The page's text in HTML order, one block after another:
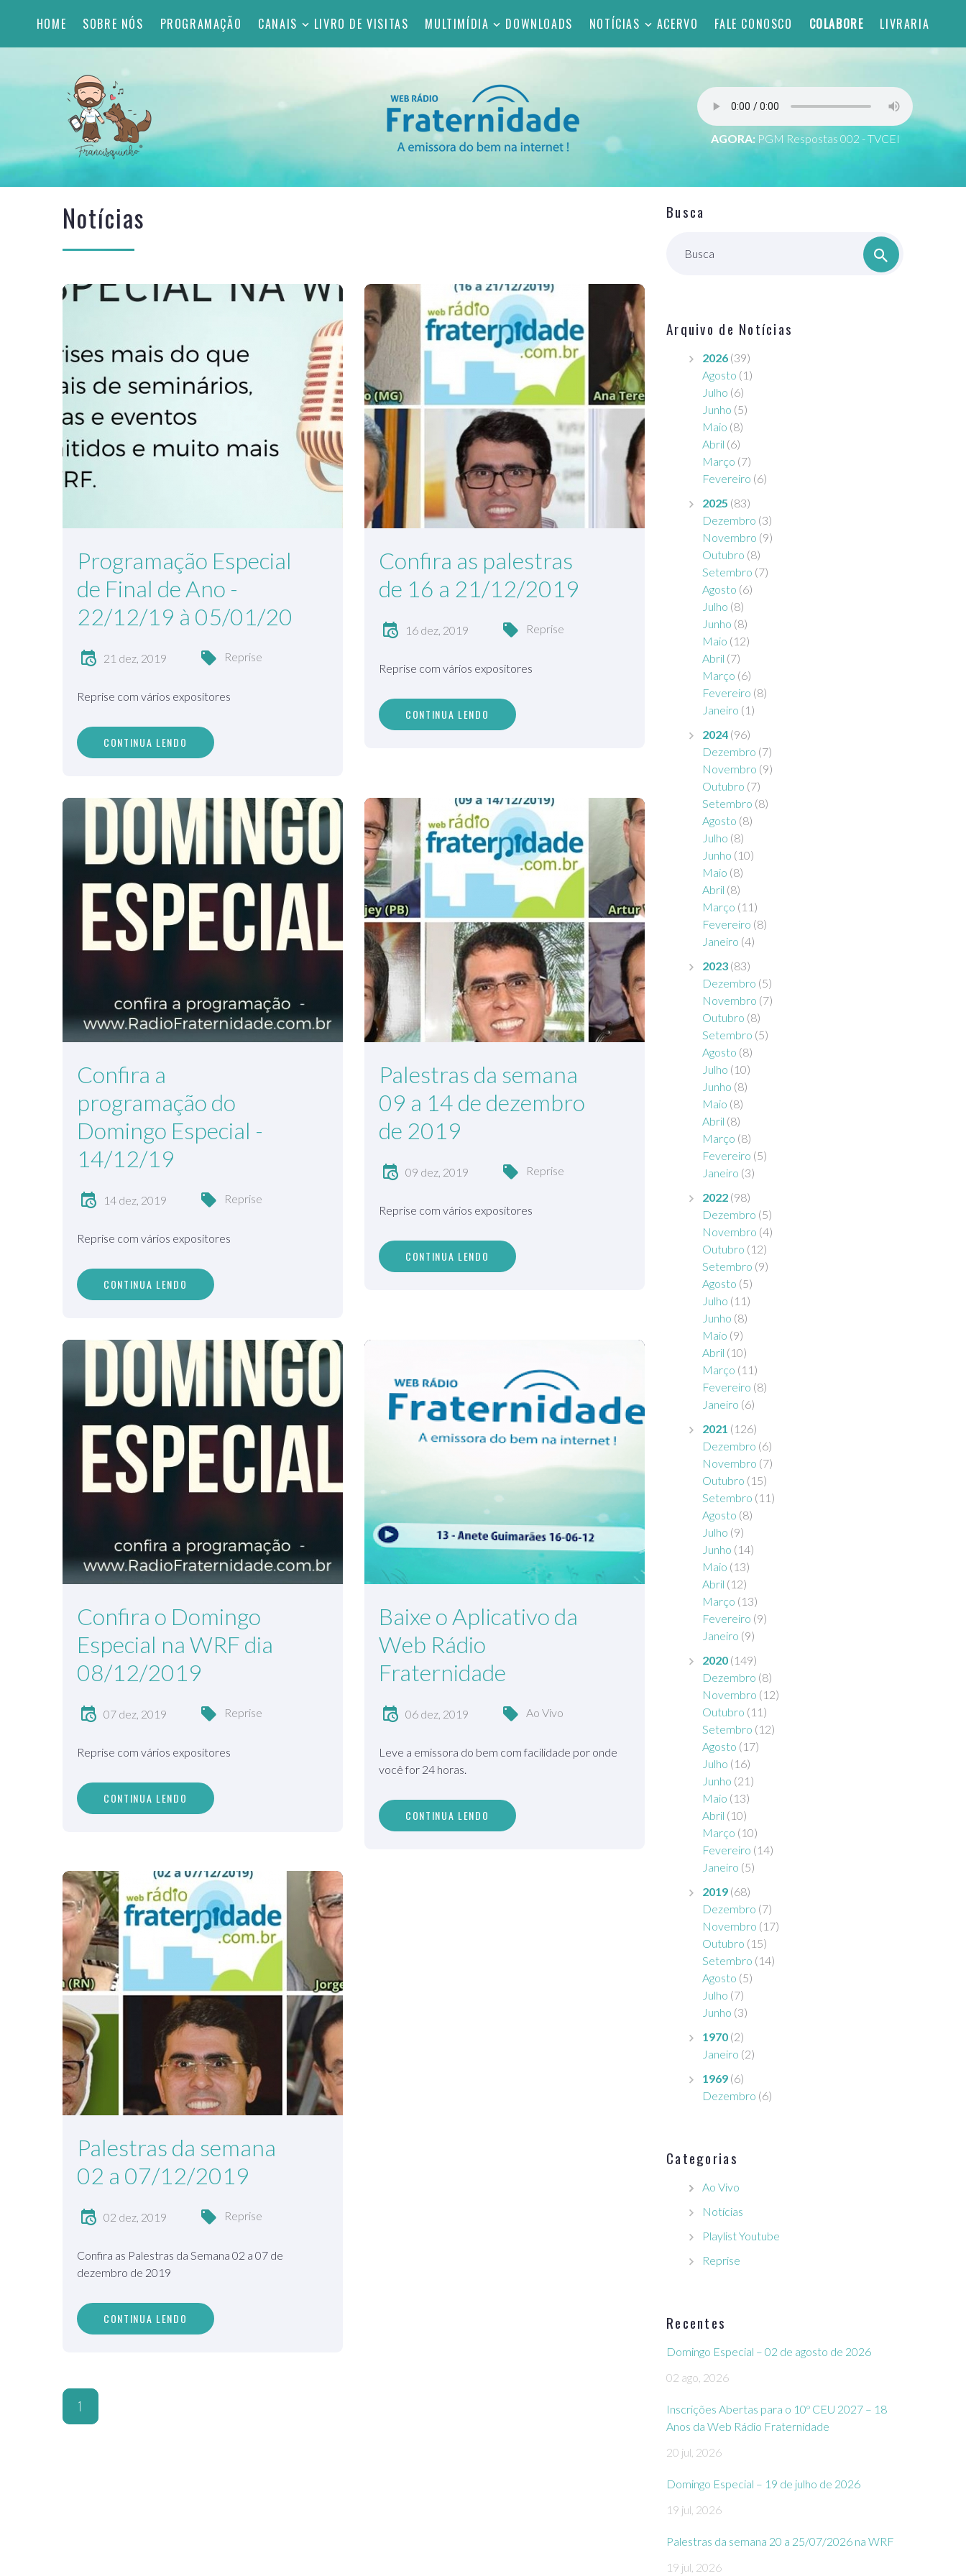
HOME SOBRE NÓS PROGRAMAÇÃO CANAIS LIVRO DE VISITAS MULTIMÍDIA DOWNLOADS NOTÍCIAS ACERVO FALE CONOSCO COLABORE LIVRARIA
AGORA: PGM Respostas 002 - TVCEI
Notícias
Programação Especial
de Final de Ano -
22/12/19 à 05/01/20
21 dez, 2019 Reprise
Reprise com vários expositores
CONTINUA LENDO
Confira as palestras
de 16 a 21/12/2019
16 dez, 2019 Reprise
Reprise com vários expositores
CONTINUA LENDO
Confira a
programação do
Domingo Especial -
14/12/19
14 dez, 2019 Reprise
Reprise com vários expositores
CONTINUA LENDO
Palestras da semana
09 a 14 de dezembro
de 2019
09 dez, 2019 Reprise
Reprise com vários expositores
CONTINUA LENDO
Confira o Domingo
Especial na WRF dia
08/12/2019
07 dez, 2019 Reprise
Reprise com vários expositores
CONTINUA LENDO
Baixe o Aplicativo da
Web Rádio
Fraternidade
06 dez, 2019 Ao Vivo
Leve a emissora do bem com facilidade por onde
você for 24 horas.
CONTINUA LENDO
Palestras da semana
02 a 07/12/2019
02 dez, 2019 Reprise
Confira as Palestras da Semana 02 a 07 de
dezembro de 2019
CONTINUA LENDO
1
Busca
Busca
Arquivo de Notícias
2026 (39)
Agosto (1)
Julho (6)
Junho (5)
Maio (8)
Abril (6)
Março (7)
Fevereiro (6)
2025 (83)
Dezembro (3)
Novembro (9)
Outubro (8)
Setembro (7)
Agosto (6)
Julho (8)
Junho (8)
Maio (12)
Abril (7)
Março (6)
Fevereiro (8)
Janeiro (1)
2024 (96)
Dezembro (7)
Novembro (9)
Outubro (7)
Setembro (8)
Agosto (8)
Julho (8)
Junho (10)
Maio (8)
Abril (8)
Março (11)
Fevereiro (8)
Janeiro (4)
2023 (83)
Dezembro (5)
Novembro (7)
Outubro (8)
Setembro (5)
Agosto (8)
Julho (10)
Junho (8)
Maio (8)
Abril (8)
Março (8)
Fevereiro (5)
Janeiro (3)
2022 (98)
Dezembro (5)
Novembro (4)
Outubro (12)
Setembro (9)
Agosto (5)
Julho (11)
Junho (8)
Maio (9)
Abril (10)
Março (11)
Fevereiro (8)
Janeiro (6)
2021 (126)
Dezembro (6)
Novembro (7)
Outubro (15)
Setembro (11)
Agosto (8)
Julho (9)
Junho (14)
Maio (13)
Abril (12)
Março (13)
Fevereiro (9)
Janeiro (9)
2020 (149)
Dezembro (8)
Novembro (12)
Outubro (11)
Setembro (12)
Agosto (17)
Julho (16)
Junho (21)
Maio (13)
Abril (10)
Março (10)
Fevereiro (14)
Janeiro (5)
2019 (68)
Dezembro (7)
Novembro (17)
Outubro (15)
Setembro (14)
Agosto (5)
Julho (7)
Junho (3)
1970 (2)
Janeiro (2)
1969 (6)
Dezembro (6)
Categorias
Ao Vivo
Notícias
Playlist Youtube
Reprise
Recentes
Domingo Especial – 02 de agosto de 2026
02 ago, 2026
Inscrições Abertas para o 10º CEU 2027 – 18
Anos da Web Rádio Fraternidade
20 jul, 2026
Domingo Especial – 19 de julho de 2026
19 jul, 2026
Palestras da semana 20 a 25/07/2026 na WRF
19 jul, 2026